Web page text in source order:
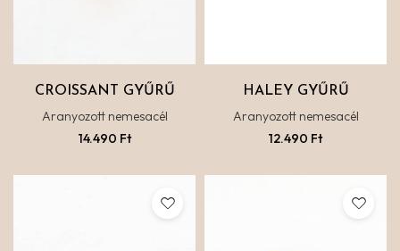
CROISSANT GYŰRŰ
Aranyozott nemesacél
14.490 Ft
HALEY GYŰRŰ
Aranyozott nemesacél
12.490 Ft